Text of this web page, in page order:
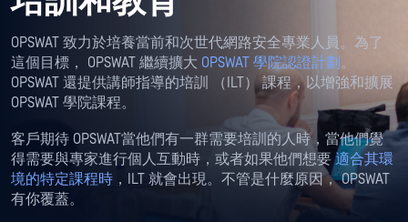
OPSWAT 致力於培養當前和次世代網路安全專業人員。為了
這個目標， OPSWAT 繼續擴大 OPSWAT 學院認證計劃 。
OPSWAT 還提供講師指導的培訓 （ILT） 課程，以增強和擴展
OPSWAT 學院課程。
客戶期待 OPSWAT當他們有一群需要培訓的人時，當他們覺
得需要與專家進行個人互動時，或者如果他們想要適合其環
境的特定課程時 ，ILT 就會出現。不管是什麼原因， OPSWAT
有你覆蓋。